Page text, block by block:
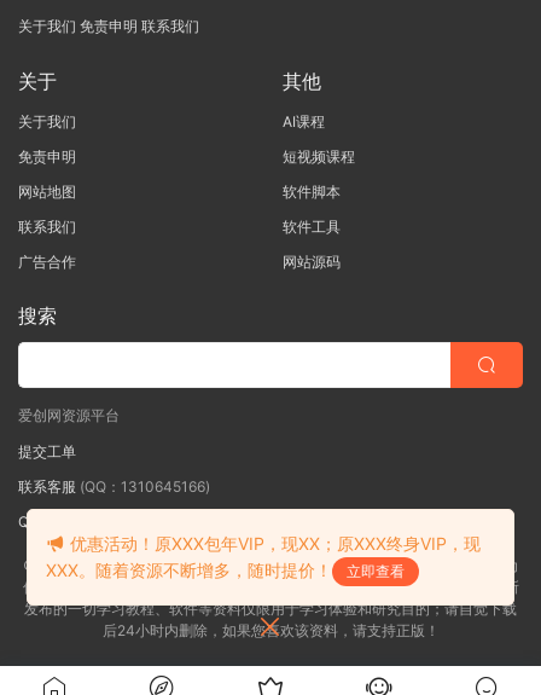
关于我们 免责申明 联系我们
关于
关于我们
免责申明
网站地图
联系我们
广告合作
其他
AI课程
短视频课程
软件脚本
软件工具
网站源码
搜索
爱创网资源平台
提交工单
联系客服 (QQ：1310645166)
QQ群
©2018-2026爱创网网内容全部来自网络，版权争议与本站无关，如果您认为
侵犯了您的合法权益,请联系我们删除，并向所有持版权者致最深歉意！本站所
发布的一切学习教程、软件等资料仅限用于学习体验和研究目的；请自觉下载
后24小时内删除，如果您喜欢该资料，请支持正版！
优惠活动！原XXX包年VIP，现XX；原XXX终身VIP，现
XXX。随着资源不断增多，随时提价！
立即查看